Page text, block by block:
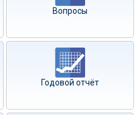
Вопросы
Годовой отчёт